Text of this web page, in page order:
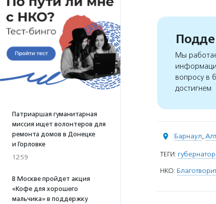
Патриаршая гуманитарная
миссия ищет волонтеров для
ремонта домов в Донецке
и Горловке
12:59
В Москве пройдет акция
«Кофе для хорошего
мальчика» в поддержку
Мы
вопросу в
достигнем
Барнаул,
ТЕГИ:
НКО: